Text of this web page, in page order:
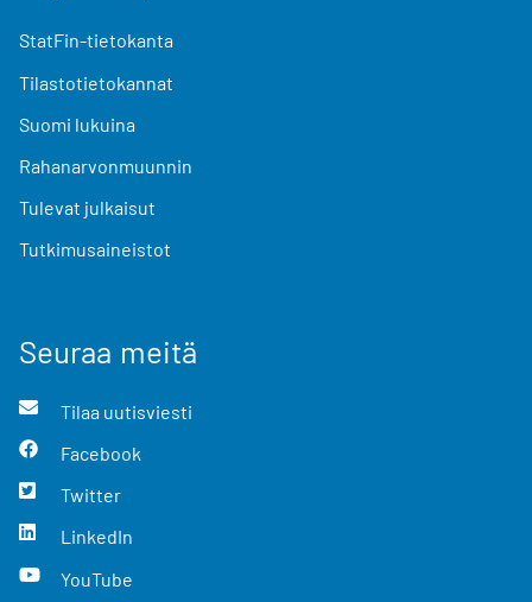
StatFin-tietokanta
Tilastotietokannat
Suomi lukuina
Rahanarvonmuunnin
Tulevat julkaisut
Tutkimusaineistot
Seuraa meitä
Tilaa uutisviesti
Facebook
Twitter
LinkedIn
YouTube